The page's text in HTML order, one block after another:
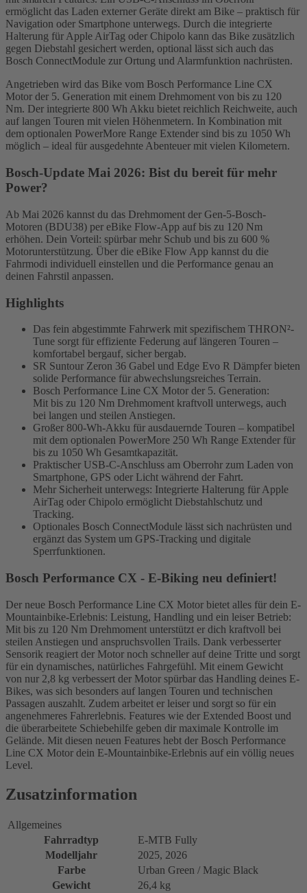
ermöglicht das Laden externer Geräte direkt am Bike – praktisch für
Navigation oder Smartphone unterwegs. Durch die integrierte
Halterung für Apple AirTag oder Chipolo kann das Bike zusätzlich
gegen Diebstahl gesichert werden, optional lässt sich auch das
Bosch ConnectModule zur Ortung und Alarmfunktion nachrüsten.
Angetrieben wird das Bike vom Bosch Performance Line CX
Motor der 5. Generation mit einem Drehmoment von bis zu 120
Nm. Der integrierte 800 Wh Akku bietet reichlich Reichweite, auch
auf langen Touren mit vielen Höhenmetern. In Kombination mit
dem optionalen PowerMore Range Extender sind bis zu 1050 Wh
möglich – ideal für ausgedehnte Abenteuer mit vielen Kilometern.
Bosch-Update Mai 2026: Bist du bereit für mehr
Power?
Ab Mai 2026 kannst du das Drehmoment der Gen-5-Bosch-
Motoren (BDU38) per eBike Flow-App auf bis zu 120 Nm
erhöhen. Dein Vorteil: spürbar mehr Schub und bis zu 600 %
Motorunterstützung. Über die eBike Flow App kannst du die
Fahrmodi individuell einstellen und die Performance genau an
deinen Fahrstil anpassen.
Highlights
Das fein abgestimmte Fahrwerk mit spezifischem THRON²-
Tune sorgt für effiziente Federung auf längeren Touren –
komfortabel bergauf, sicher bergab.
SR Suntour Zeron 36 Gabel und Edge Evo R Dämpfer bieten
solide Performance für abwechslungsreiches Terrain.
Bosch Performance Line CX Motor der 5. Generation:
Mit bis zu 120 Nm Drehmoment kraftvoll unterwegs, auch
bei langen und steilen Anstiegen.
Großer 800-Wh-Akku für ausdauernde Touren – kompatibel
mit dem optionalen PowerMore 250 Wh Range Extender für
bis zu 1050 Wh Gesamtkapazität.
Praktischer USB-C-Anschluss am Oberrohr zum Laden von
Smartphone, GPS oder Licht während der Fahrt.
Mehr Sicherheit unterwegs: Integrierte Halterung für Apple
AirTag oder Chipolo ermöglicht Diebstahlschutz und
Tracking.
Optionales Bosch ConnectModule lässt sich nachrüsten und
ergänzt das System um GPS-Tracking und digitale
Sperrfunktionen.
Bosch Performance CX - E-Biking neu definiert!
Der neue Bosch Performance Line CX Motor bietet alles für dein E-
Mountainbike-Erlebnis: Leistung, Handling und ein leiser Betrieb:
Mit bis zu 120 Nm Drehmoment unterstützt er dich kraftvoll bei
steilen Anstiegen und anspruchsvollen Trails. Dank verbesserter
Sensorik reagiert der Motor noch schneller auf deine Tritte und sorgt
für ein dynamisches, natürliches Fahrgefühl. Mit einem Gewicht
von nur 2,8 kg verbessert der Motor spürbar das Handling deines E-
Bikes, was sich besonders auf langen Touren und technischen
Passagen auszahlt. Zudem arbeitet er leiser und sorgt so für ein
angenehmeres Fahrerlebnis. Features wie der Extended Boost und
die überarbeitete Schiebehilfe geben dir maximale Kontrolle im
Gelände. Mit diesen neuen Features hebt der Bosch Performance
Line CX Motor dein E-Mountainbike-Erlebnis auf ein völlig neues
Level.
Zusatzinformation
Allgemeines
Fahrradtyp
E-MTB Fully
Modelljahr
2025, 2026
Farbe
Urban Green / Magic Black
Gewicht
26,4 kg